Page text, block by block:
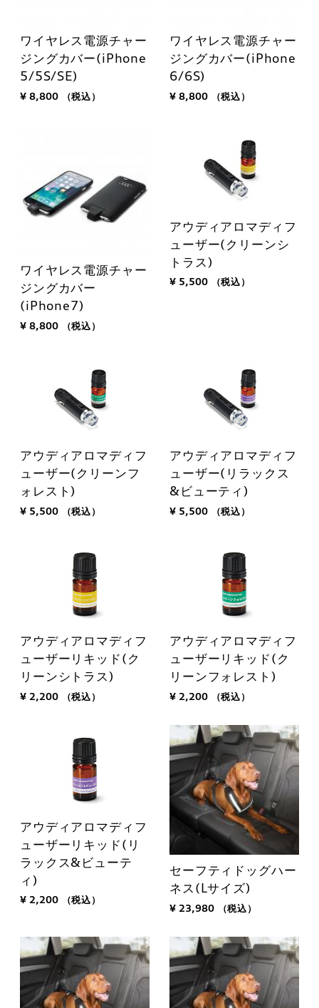
ワイヤレス電源チャー
ジングカバー(iPhone
5/5S/SE)
¥ 8,800 （税込）
ワイヤレス電源チャー
ジングカバー(iPhone
6/6S)
¥ 8,800 （税込）
ワイヤレス電源チャー
ジングカバー
(iPhone7)
¥ 8,800 （税込）
アウディアロマディフ
ューザー(クリーンシ
トラス)
¥ 5,500 （税込）
アウディアロマディフ
ューザー(クリーンフ
ォレスト)
¥ 5,500 （税込）
アウディアロマディフ
ューザー(リラックス
&ビューティ)
¥ 5,500 （税込）
アウディアロマディフ
ューザーリキッド(ク
リーンシトラス)
¥ 2,200 （税込）
アウディアロマディフ
ューザーリキッド(ク
リーンフォレスト)
¥ 2,200 （税込）
アウディアロマディフ
ューザーリキッド(リ
ラックス&ビューテ
ィ)
¥ 2,200 （税込）
セーフティドッグハー
ネス(Lサイズ)
¥ 23,980 （税込）